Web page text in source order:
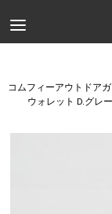
コムフィーアウトドアガ
ウォレット D.グレ